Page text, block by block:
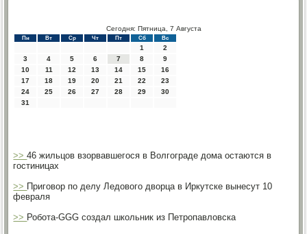
Сегодня: Пятница, 7 Августа
Пн Вт Ср Чт Пт Сб Вс
1
2
3
4 5 6 7 8
9
10
11 12 13 14 15
16
17
18 19 20 21 22
23
24
25 26 27 28 29
30
31
>>46 жильцов взорвавшегося в Волгограде дома остаются в
гостиницах
>> Приговор по делу Ледового дворца в Иркутске вынесут 10
февраля
>> Робота-GGG создал школьник из Петропавловска